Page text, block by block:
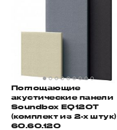
Поглощающие
акустические панели
Soundbox EQ120T
(комплект из 2-х штук)
60.60.120